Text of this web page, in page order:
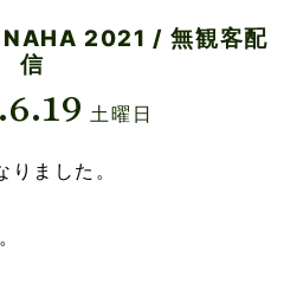
2021 / 無観客配
信
土曜日
ました。